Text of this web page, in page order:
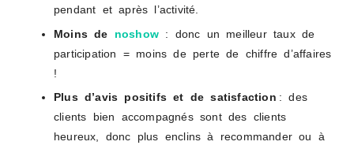
pendant et après l’activité.
Moins de noshow : donc un meilleur taux de
participation = moins de perte de chiffre d’affaires
!
Plus d’avis positifs et de satisfaction : des
clients bien accompagnés sont des clients
heureux, donc plus enclins à recommander ou à